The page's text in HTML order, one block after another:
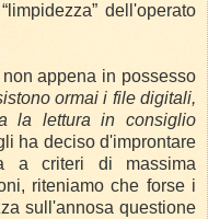
dell'operato
appena in possesso
ormai i file digitali,
la lettura in consiglio
ha deciso d'improntare
a criteri di massima
riteniamo che forse i
sull'annosa questione